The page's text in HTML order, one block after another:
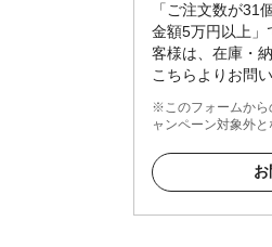
「ご注文数が31
金額5万円以上」
客様は、在庫・
こちらよりお問
※このフォームから
ャンペーン対象外と